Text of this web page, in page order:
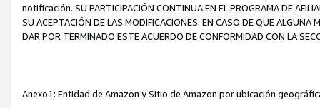
notificación. SU PARTICIPACIÓN CONTINUA EN EL PROGRAMA DE
SU ACEPTACIÓN DE LAS MODIFICACIONES. EN CASO DE QUE ALGUNA
DAR POR TERMINADO ESTE ACUERDO DE CONFORMIDAD CON LA
Anexo1: Entidad de Amazon y Sitio de Amazon por ubicación